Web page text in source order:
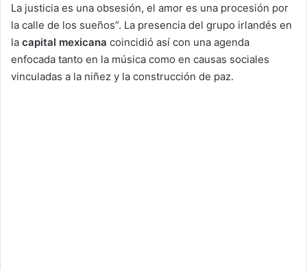
La justicia es una obsesión, el amor es una procesión por
la calle de los sueños”. La presencia del grupo irlandés en
la capital mexicana coincidió así con una agenda
enfocada tanto en la música como en causas sociales
vinculadas a la niñez y la construcción de paz.